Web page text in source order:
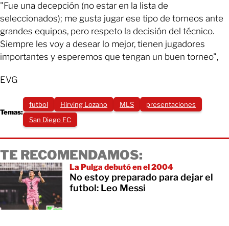
"Fue una decepción (no estar en la lista de
seleccionados); me gusta jugar ese tipo de torneos ante
grandes equipos, pero respeto la decisión del técnico.
Siempre les voy a desear lo mejor, tienen jugadores
importantes y esperemos que tengan un buen torneo",
EVG
Temas:
futbol Hirving Lozano MLS
presentaciones
San Diego FC
TE RECOMENDAMOS:
La Pulga debutó en el 2004
No estoy preparado para dejar el
futbol: Leo Messi